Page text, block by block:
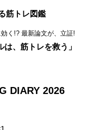
筋トレ図鑑
く!? 最新論文が、立証!
は、筋トレを救う」
DIARY 2026